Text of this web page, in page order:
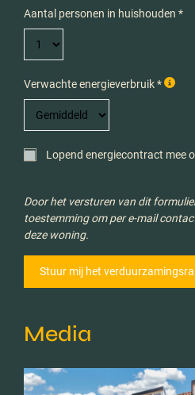
Aantal personen in huishouden *
Verwachte energieverbruik *
Lopend energiecontract mee
Door het versturen van dit
toestemming om per e-mail
deze woning.
Media